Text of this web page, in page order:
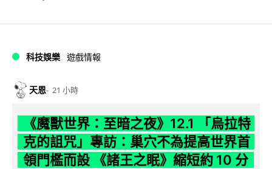
科技娛樂 遊戲情報
天恩 21 小時
《魔獸世界：至暗之夜》12.1 「烏拉特
克的詛咒」專訪：巢穴不為提高世界首
領門檻而設 《諸王之眠》縮短約 10 分